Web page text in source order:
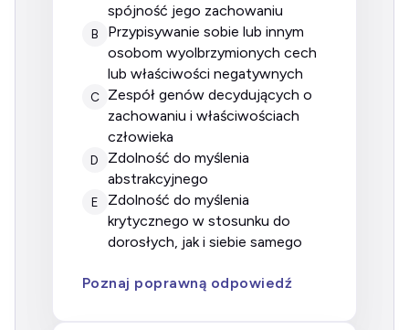
spójność jego zachowaniu
B
Przypisywanie sobie lub innym
osobom wyolbrzymionych cech
lub właściwości negatywnych
C
Zespół genów decydujących o
zachowaniu i właściwościach
człowieka
D
Zdolność do myślenia
abstrakcyjnego
E
Zdolność do myślenia
krytycznego w stosunku do
dorosłych, jak i siebie samego
Poznaj poprawną odpowiedź